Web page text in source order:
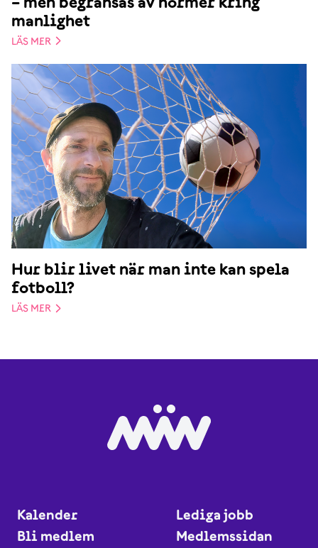
manlighet
LÄS MER
Hur blir livet när man inte kan spela
fotboll?
LÄS MER
Kalender
Lediga jobb
Bli medlem
Medlemssidan